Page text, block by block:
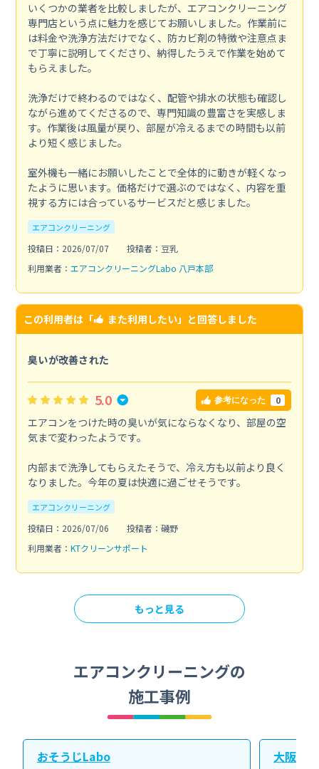
いくつかの業者を比較しましたが、エアコンクリーニング
専門店という点に魅力を感じてお願いしました。作業前に
は料金や洗浄方法だけでなく、防カビ剤の特徴や注意点ま
で丁寧に説明してくださり、納得したうえで作業を始めて
もらえました。
洗浄だけで終わるのではなく、配管や排水の状態も確認し
ながら進めてくださるので、専門知識の豊富さを実感しま
す。作業後は風量が戻り、部屋が冷えるまでの時間も以前
より短く感じました。
室外機も一緒にお願いしたことで全体的に動きが軽くなっ
たように思います。価格だけで選ぶのではなく、内容を重
視する方には合っているサービスだと感じました。
エアコンクリーニング
投稿日：2026/07/07
投稿者：豆乳
利用業者： エアコンクリーニングLabo 八戸本部
この利用者は「 また利用したい」と回答しました
臭いが改善された
5.0 参考になった 0
エアコンをつけた時の臭いが気にならなくなり、部屋の空
気まで変わったようです。
内部まで洗浄してもらえたそうで、冷え方も以前より良く
なりました。今年の夏は快適に過ごせそうです。
エアコンクリーニング
投稿日：2026/07/06
投稿者：磯野
利用業者： KTクリーンサポート
もっと見る
エアコンクリーニングの
施工事例
おそうじLabo 大阪北